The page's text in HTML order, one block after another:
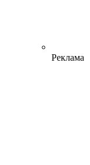
Реклама